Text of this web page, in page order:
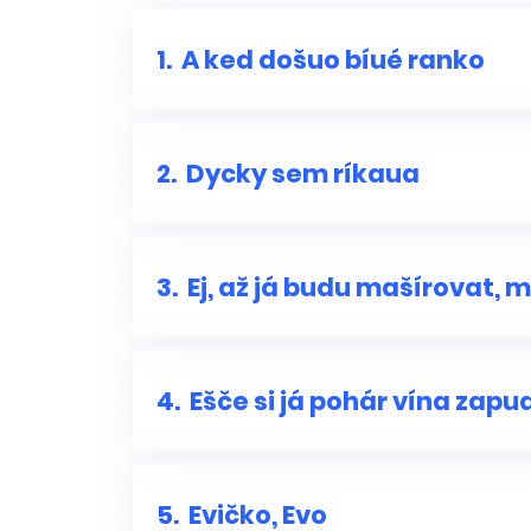
1. A ked došuo bíué ranko
2. Dycky sem ríkaua
3. Ej, až já budu mašírovat,
4. Ešče si já pohár vína
5. Evičko, Evo